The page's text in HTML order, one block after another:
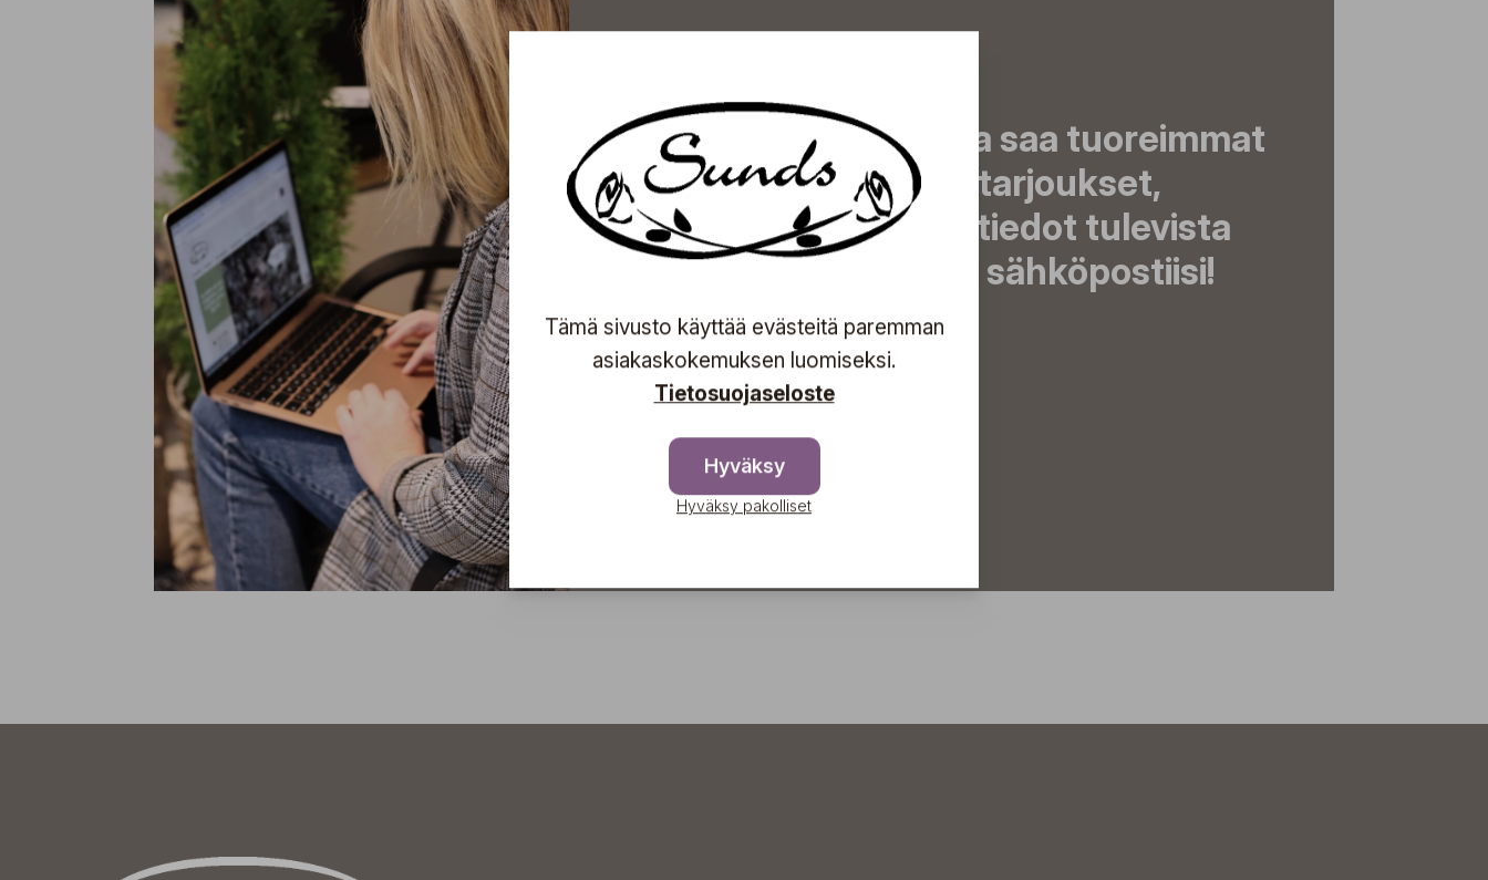
Tilaa uutiskirjeemme ja saa tuoreimmat
uutiset, eksklusiiviset tarjoukset,
inspiroivat vinkit sekä tiedot tulevista
tapahtumista suoraan sähköpostiisi!
Tilaa
Tämä sivusto käyttää evästeitä paremman
asiakaskokemuksen luomiseksi.
Tietosuojaseloste
Hyväksy
Hyväksy pakolliset